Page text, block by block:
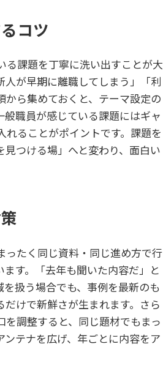
コツ
る課題を丁寧に洗い出すことが大
が早期に離職してしまう」「利
ら集めておくと、テーマ設定の
職員が感じている課題にはギャ
ることがポイントです。課題を
つける場」へと変わり、面白い
ったく同じ資料・同じ進め方で行
す。「去年も聞いた内容だ」と
扱う場合でも、事例を最新のも
けで新鮮さが生まれます。さら
調整すると、同じ題材でもまっ
テナを広げ、年ごとに内容をア